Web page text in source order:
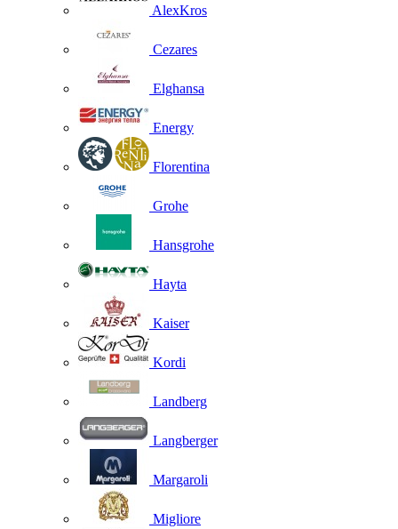
AlexKros
Cezares
Elghansa
Energy
Florentina
Grohe
Hansgrohe
Hayta
Kaiser
Kordi
Landberg
Langberger
Margaroli
Migliore